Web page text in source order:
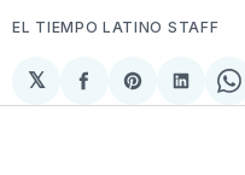
EL TIEMPO LATINO STAFF
𝕏
Compartir
en
Share
on
en